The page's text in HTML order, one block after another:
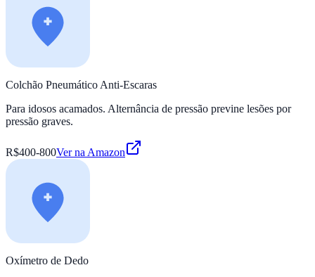
Colchão Pneumático Anti-Escaras
Para idosos acamados. Alternância de pressão previne lesões por
pressão graves.
R$400-800Ver na Amazon
Oxímetro de Dedo